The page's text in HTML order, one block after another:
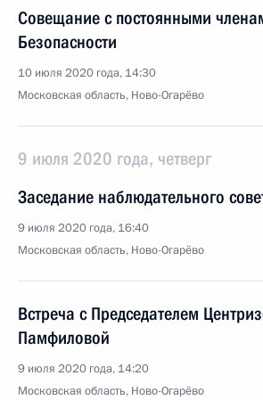
Совещание с постоянными
Безопасности
10 июля 2020 года, 14:30
Московская область, Ново-Огарёво
9 июля 2020 года, четверг
Заседание наблюдательного
9 июля 2020 года, 16:40
Московская область, Ново-Огарёво
Встреча с Председателем
Памфиловой
9 июля 2020 года, 14:20
Московская область, Ново-Огарёво